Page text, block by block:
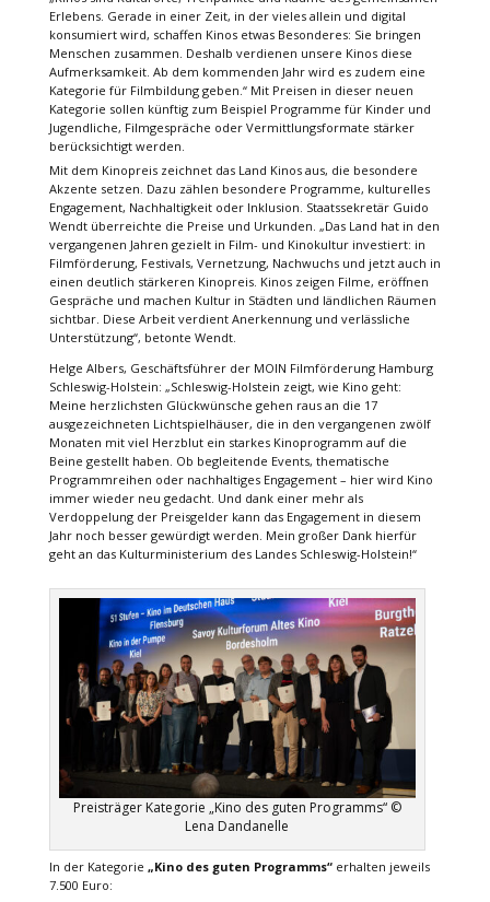
Erlebens. Gerade in einer Zeit, in der vieles allein und digital
konsumiert wird, schaffen Kinos etwas Besonderes: Sie bringen
Menschen zusammen. Deshalb verdienen unsere Kinos diese
Aufmerksamkeit. Ab dem kommenden Jahr wird es zudem eine
Kategorie für Filmbildung geben.“ Mit Preisen in dieser neuen
Kategorie sollen künftig zum Beispiel Programme für Kinder und
Jugendliche, Filmgespräche oder Vermittlungsformate stärker
berücksichtigt werden.
Mit dem Kinopreis zeichnet das Land Kinos aus, die besondere
Akzente setzen. Dazu zählen besondere Programme, kulturelles
Engagement, Nachhaltigkeit oder Inklusion. Staatssekretär Guido
Wendt überreichte die Preise und Urkunden. „Das Land hat in den
vergangenen Jahren gezielt in Film- und Kinokultur investiert: in
Filmförderung, Festivals, Vernetzung, Nachwuchs und jetzt auch in
einen deutlich stärkeren Kinopreis. Kinos zeigen Filme, eröffnen
Gespräche und machen Kultur in Städten und ländlichen Räumen
sichtbar. Diese Arbeit verdient Anerkennung und verlässliche
Unterstützung“, betonte Wendt.
Helge Albers, Geschäftsführer der MOIN Filmförderung Hamburg
Schleswig-Holstein: „Schleswig-Holstein zeigt, wie Kino geht:
Meine herzlichsten Glückwünsche gehen raus an die 17
ausgezeichneten Lichtspielhäuser, die in den vergangenen zwölf
Monaten mit viel Herzblut ein starkes Kinoprogramm auf die
Beine gestellt haben. Ob begleitende Events, thematische
Programmreihen oder nachhaltiges Engagement – hier wird Kino
immer wieder neu gedacht. Und dank einer mehr als
Verdoppelung der Preisgelder kann das Engagement in diesem
Jahr noch besser gewürdigt werden. Mein großer Dank hierfür
geht an das Kulturministerium des Landes Schleswig-Holstein!“
Preisträger Kategorie „Kino des guten Programms“ ©
Lena Dandanelle
In der Kategorie „Kino des guten Programms“erhalten jeweils
7.500 Euro: